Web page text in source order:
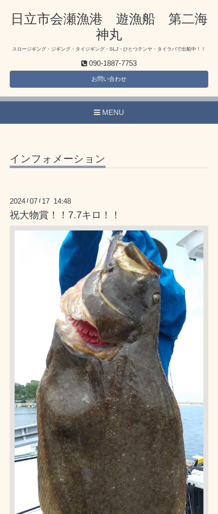
日立市会瀬漁港 遊漁船 第二海
神丸
スロージギング・ジギング・タイジギング・SLJ・ひとつテンヤ・タイラバで出船中！！
090-1887-7753
お問い合わせ
MENU
インフォメーション
2024 /07 / 17 14:48
祝大物賞！！7.7キロ！！